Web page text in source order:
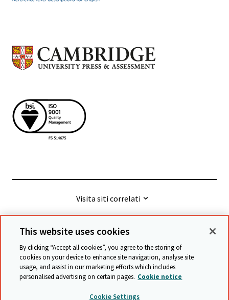
Visita siti correlati
© Cambridge University Press & Assessment
Termini e condizioni
Protezione dei Dati
Accessibility statement Statement on modern slavery
This website uses cookies
By clicking “Accept all cookies”, you agree to the storing of
cookies on your device to enhance site navigation, analyse site
usage, and assist in our marketing efforts which includes
personalised advertising on certain pages. Cookie notice
Cookie Settings